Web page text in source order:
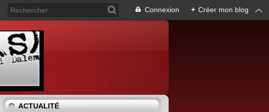
Connexion + Créer mon blog
ACTUALITÉ